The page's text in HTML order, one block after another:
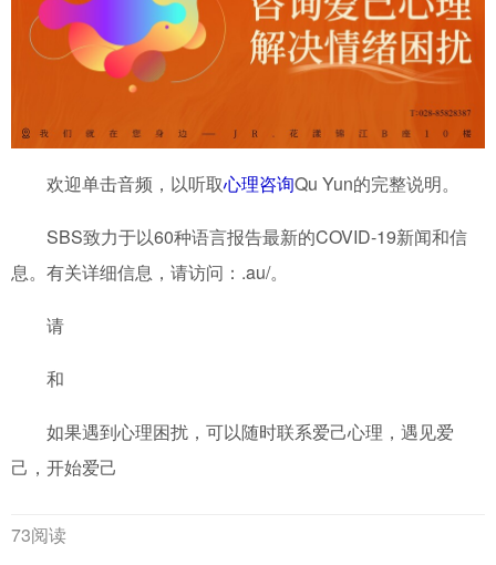
欢迎单击音频，以听取心理咨询Qu Yun的完整说明。
SBS致力于以60种语言报告最新的COVID-19新闻和信
息。有关详细信息，请访问：.au/。
请
和
如果遇到心理困扰，可以随时联系爱己心理，遇见爱
己，开始爱己
73阅读